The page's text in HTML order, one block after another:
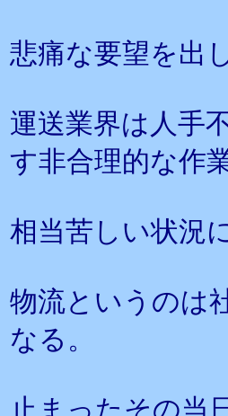
悲痛な要望を出
運送業界は人手
す非合理的な作
相当苦しい状況
物流というのは
なる。
止まったその当